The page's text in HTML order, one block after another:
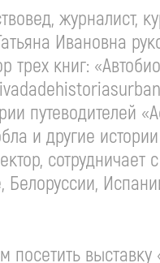
журналист,
Ивановна
трех книг:
путеводителей
и другие
Белоруссии,